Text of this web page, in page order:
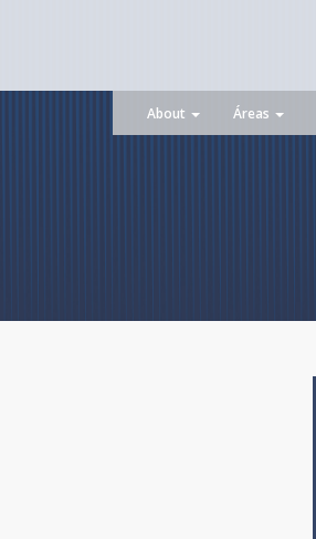
About Áreas